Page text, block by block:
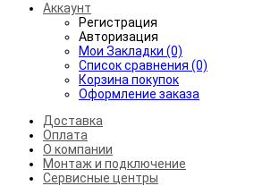
Аккаунт
Регистрация
Авторизация
Мои Закладки (0)
Список сравнения (0)
Корзина покупок
Оформление заказа
Доставка
Оплата
О компании
Монтаж и подключение
Сервисные центры